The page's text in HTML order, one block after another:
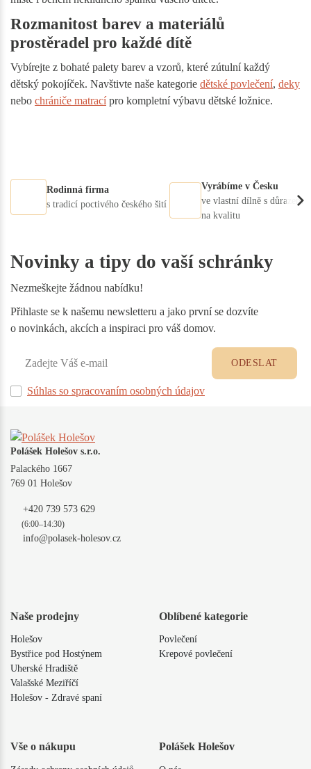
Rozmanitost barev a materiálů
prostěradel pro každé dítě
Vybírejte z bohaté palety barev a vzorů, které zútulní každý
dětský pokojíček. Navštivte naše kategorie dětské povlečení, deky
nebo chrániče matracípro kompletní výbavu dětské ložnice.
Rodinná firma
s tradicí poctivého českého šití
Vyrábíme v Česku
ve vlastní dílně s důrazem
na kvalitu
Novinky a tipy do vaší schránky
Nezmeškejte žádnou nabídku!
Přihlaste se k našemu newsletteru a jako první se dozvíte
o novinkách, akcích a inspiraci pro váš domov.
Súhlas so spracovaním osobných údajov
ODESLAT
Polášek Holešov s.r.o.
Palackého 1667
769 01 Holešov
+420 739 573 629
(6:00–14:30)
info@polasek-holesov.cz
Naše prodejny
Holešov
Bystřice pod Hostýnem
Uherské Hradiště
Valašské Meziříčí
Holešov - Zdravé spaní
Oblíbené kategorie
Povlečení
Krepové povlečení
Vše o nákupu Polášek Holešov